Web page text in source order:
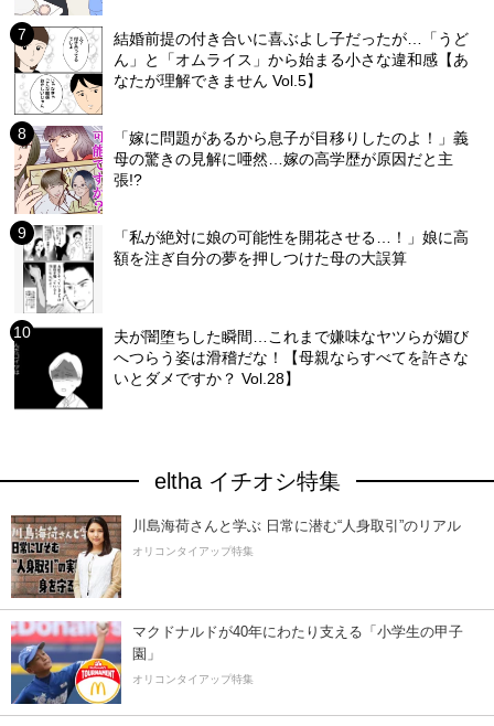
結婚前提の付き合いに喜ぶよし子だったが…「うど
ん」と「オムライス」から始まる小さな違和感【あ
なたが理解できません Vol.5】
「嫁に問題があるから息子が目移りしたのよ！」義
母の驚きの見解に唖然…嫁の高学歴が原因だと主
張!?
「私が絶対に娘の可能性を開花させる…！」娘に高
額を注ぎ自分の夢を押しつけた母の大誤算
夫が闇堕ちした瞬間…これまで嫌味なヤツらが媚び
へつらう姿は滑稽だな！【母親ならすべてを許さな
いとダメですか？ Vol.28】
eltha イチオシ特集
川島海荷さんと学ぶ 日常に潜む“人身取引”のリアル
オリコンタイアップ特集
マクドナルドが40年にわたり支える「小学生の甲子
園」
オリコンタイアップ特集